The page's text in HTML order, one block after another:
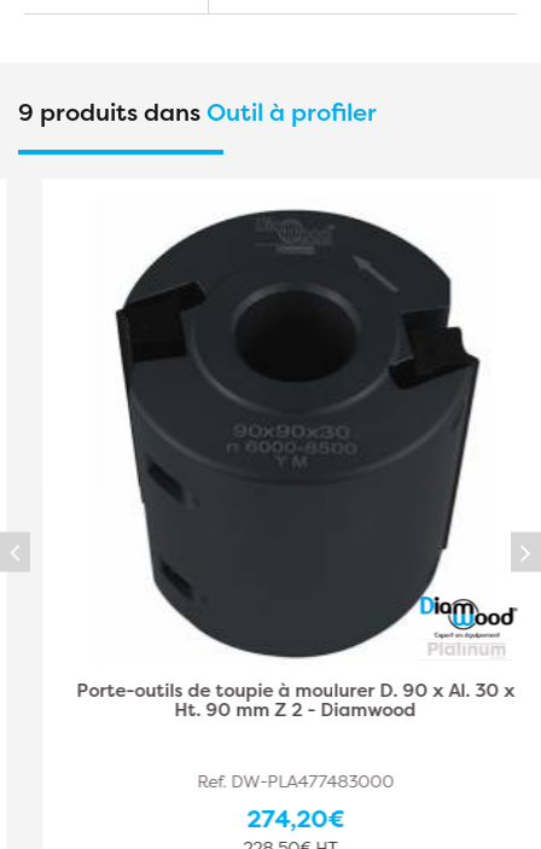
9 produits dansOutil à profiler
Porte-outils de toupie à moulurer D. 90 x Al. 30 x
Ht. 90 mm Z 2 - Diamwood
Ref. DW-PLA477483000
274,20€